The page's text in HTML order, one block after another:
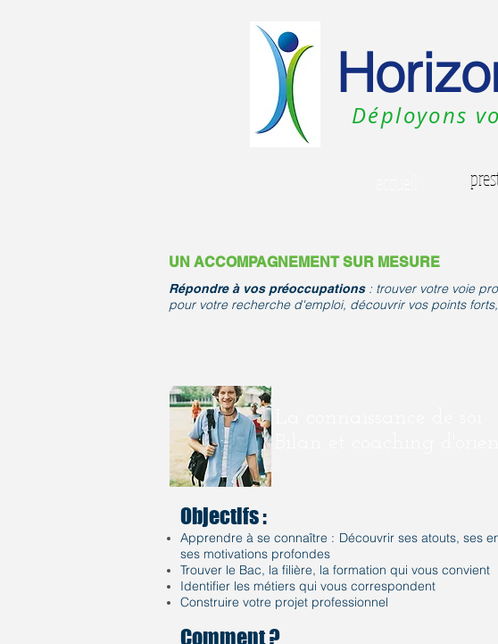
Déployons
UN ACCOMPAGNEMENT SUR MESURE
Répondre à vos préoccupations : trouver votre voie
pour votre recherche d'emploi, découvrir vos points forts,
Objectifs :
Apprendre à se connaître : Découvrir ses atouts, ses
ses motivations profondes
Trouver le Bac, la filière, la formation qui vous convient
Identifier les métiers qui vous correspondent
Construire votre projet professionnel
Comment ?